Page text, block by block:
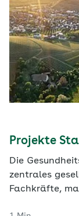
Projekte
Die
zentrales
Fachkräfte,